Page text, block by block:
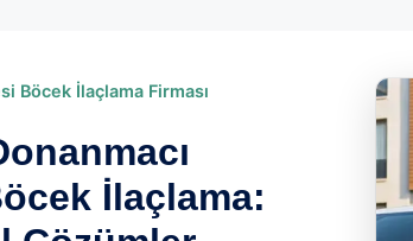
Böcek İlaçlama Firması
İlaçlama: